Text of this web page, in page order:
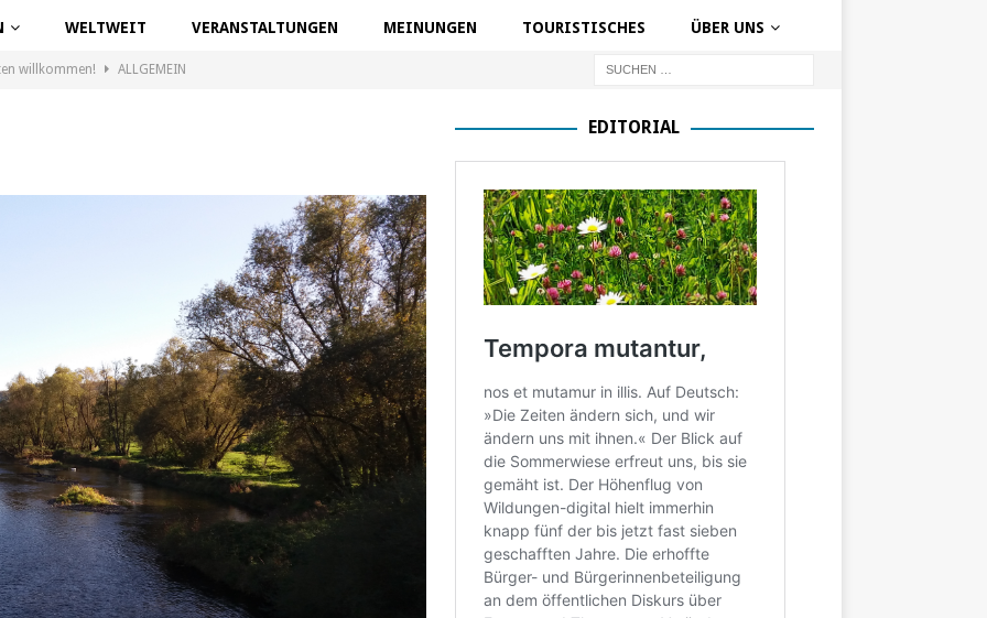
WELTWEIT VERANSTALTUNGEN MEINUNGEN TOURISTISCHES ÜBER UNS
willkommen! ALLGEMEIN
ALLGEMEIN
EDITORIAL